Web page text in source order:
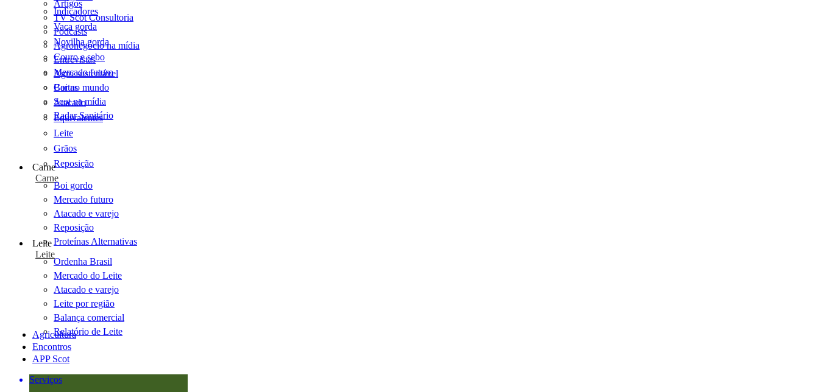
Artigos
TV Scot Consultoria
Podcasts
Agronegócio na mídia
Entrevistas
Agro sustentável
Cartas
Scot na mídia
Radar Sanitário
Indicadores
Vaca gorda
Novilha gorda
Couro e sebo
Mercado futuro
Boi no mundo
Atacado
Equivalentes
Leite
Grãos
Reposição
Carne
Carne
Boi gordo
Mercado futuro
Atacado e varejo
Reposição
Proteínas Alternativas
Leite
Leite
Ordenha Brasil
Mercado do Leite
Atacado e varejo
Leite por região
Balança comercial
Relatório de Leite
Agricultura
Encontros
APP Scot
Serviços